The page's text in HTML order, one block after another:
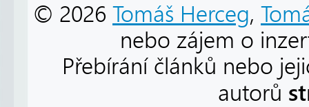
© 2026 Tomáš Herceg,
nebo zájem o
Přebírání článků nebo
autorů